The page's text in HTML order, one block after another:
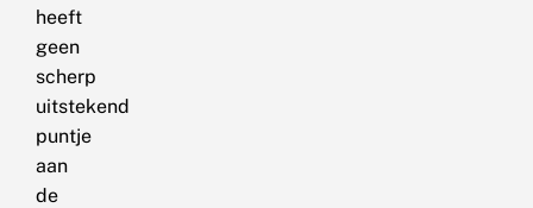
heeft
geen
scherp
uitstekend
puntje
aan
de